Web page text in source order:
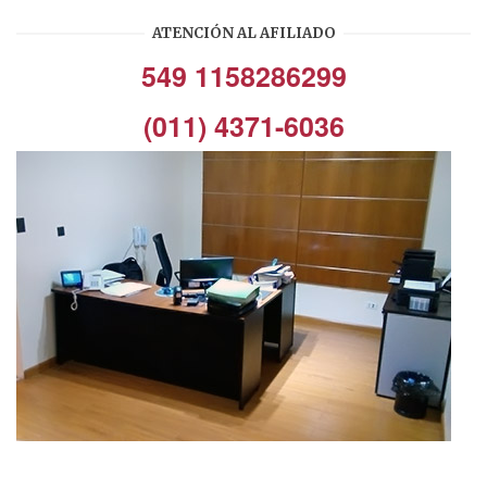
ATENCIÓN AL AFILIADO
549 1158286299
(011) 4371-6036